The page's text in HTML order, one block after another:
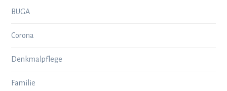
BUGA
Corona
Denkmalpflege
Familie